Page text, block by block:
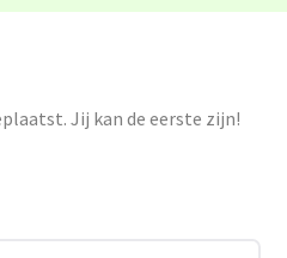
Jij kan de eerste zijn!